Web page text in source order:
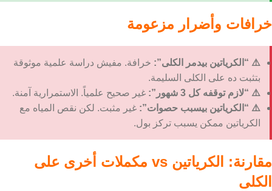
خرافات وأضرار مزعومة
⚠️ “الكرياتين بيدمر الكلى”: خرافة. مفيش دراسة علمية موثوقة
بتثبت ده على الكلى السليمة.
⚠️ “لازم توقفه كل 3 شهور”:
غير صحيح علمياً. الاستمرارية آمنة.
⚠️ “الكرياتين بيسبب حصوات”: غير مثبت. لكن نقص المياه مع
الكرياتين ممكن يسبب تركز بول.
مقارنة: الكرياتين vs مكملات أخرى على
الكلى